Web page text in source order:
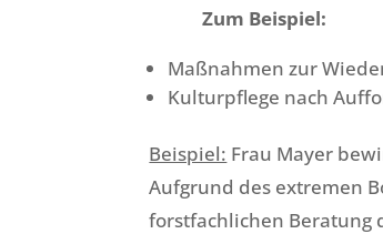
Zum Beispiel:
Maßnahmen zur
Kulturpflege nach
Beispiel: Frau Mayer
Aufgrund des extremen
forstfachlichen Beratung